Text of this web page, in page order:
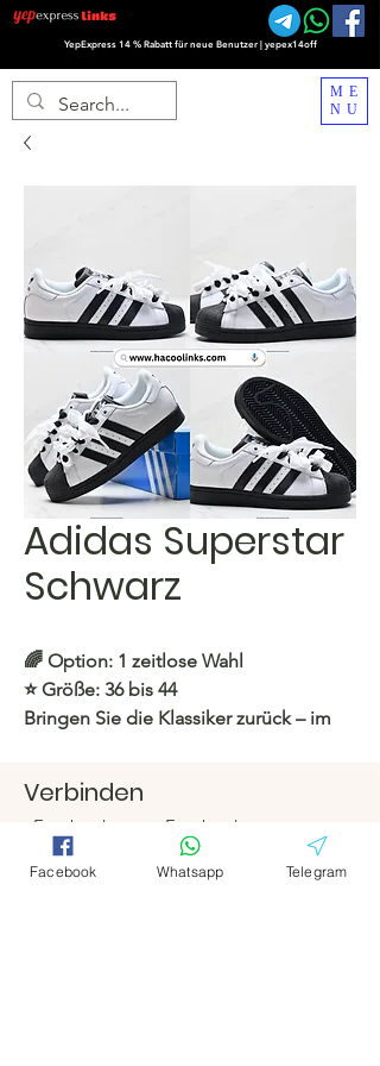
YepExpress 14 % Rabatt für neue Benutzer | yepex14off
ME
NU
Adidas Superstar
Schwarz
🌈 Option: 1 zeitlose Wahl
⭐️Größe: 36 bis 44
Bringen Sie die Klassiker zurück – im
https://c.hacoo.pl/2ladtT
Verbinden
Facebook
Telegramm
Facebook
Telegramm
Facebook Whatsapp Telegram